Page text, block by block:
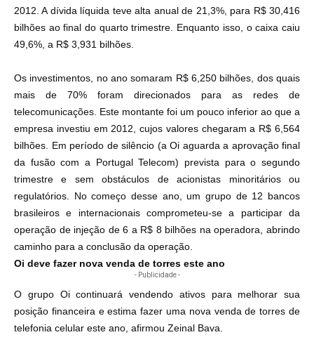
2012. A dívida líquida teve alta anual de 21,3%, para R$ 30,416
bilhões ao final do quarto trimestre. Enquanto isso, o caixa caiu
49,6%, a R$ 3,931 bilhões.
Os investimentos, no ano somaram R$ 6,250 bilhões, dos quais
mais de 70% foram direcionados para as redes de
telecomunicações. Este montante foi um pouco inferior ao que a
empresa investiu em 2012, cujos valores chegaram a R$ 6,564
bilhões. Em período de silêncio (a Oi aguarda a aprovação final
da fusão com a Portugal Telecom) prevista para o segundo
trimestre e sem obstáculos de acionistas minoritários ou
regulatórios. No começo desse ano, um grupo de 12 bancos
brasileiros e internacionais comprometeu-se a participar da
operação de injeção de 6 a R$ 8 bilhões na operadora , abrindo
caminho para a conclusão da operação.
Oi deve fazer nova venda de torres este ano
- Publicidade -
O grupo Oi continuará vendendo ativos para melhorar sua
posição financeira e estima fazer uma nova venda de torres de
telefonia celular este ano, afirmou Zeinal Bava.